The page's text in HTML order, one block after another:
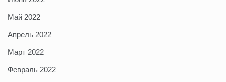
Май 2022
Апрель 2022
Март 2022
Февраль 2022